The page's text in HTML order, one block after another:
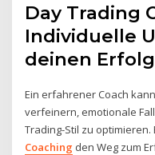
Day Trading
Individuelle
deinen Erfolg
Ein erfahrener Coach
verfeinern, emotionale
Trading-Stil zu optimieren.
Coaching den Weg zum